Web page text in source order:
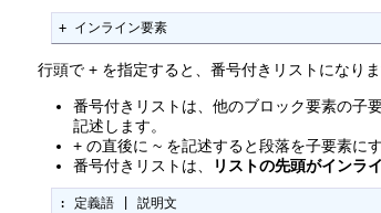
+ インライン要素
行頭で + を指定すると、番号付きリストになり
番号付きリストは、他のブロック要素の子
記述します。
+ の直後に ~ を記述すると段落を子要素に
番号付きリストは、
リストの先頭がインラ
: 定義語 | 説明文